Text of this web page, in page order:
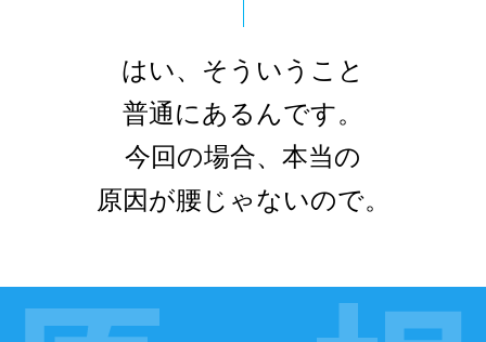
はい、そういうこと
普通にあるんです。
今回の場合、本当の
原因が腰じゃないので。